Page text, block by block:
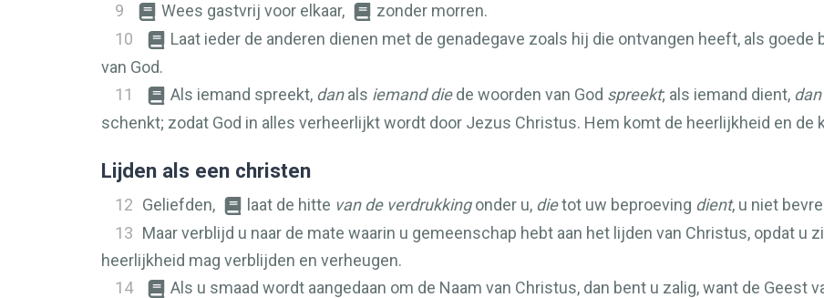
9
Wees gastvrij voor elkaar,
zonder morren.
10
Laat ieder de anderen dienen met de genadegave zoals hij die ontvangen heeft, als
van God.
11
Als iemand spreekt, danals iemand diede woorden van God spreekt; als iemand dient, dan
schenkt; zodat God in alles verheerlijkt wordt door Jezus Christus. Hem komt de heerlijkheid en de
Lijden als een christen
12 Geliefden, laat de hitte van de verdrukkingonder u, dietot uw beproeving dient, u niet
13 Maar verblijd u naar de mate waarin u gemeenschap hebt aan het lijden van Christus, opdat u
heerlijkheid mag verblijden en verheugen.
14
Als u smaad wordt aangedaan om de Naam van Christus, dan bent u zalig, want de Geest